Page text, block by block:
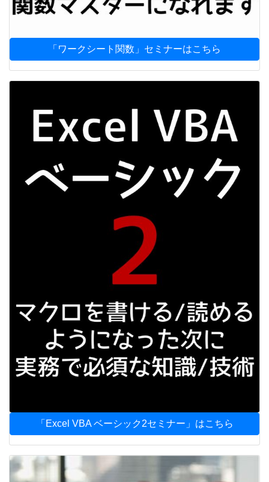
「ワークシート関数」セミナーはこちら
「Excel VBA ベーシック2セミナー」はこちら